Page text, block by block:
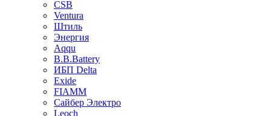
CSB
Ventura
Штиль
Энергия
Aqqu
B.B.Bаttery
ИБП Delta
Exide
FIAMM
Сайбер Электро
Leoch